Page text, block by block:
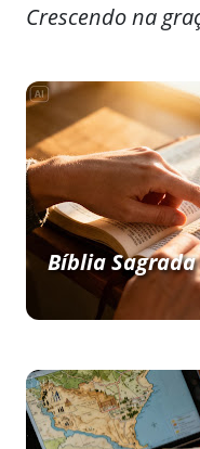
Crescendo na
Bíblia Sagrada